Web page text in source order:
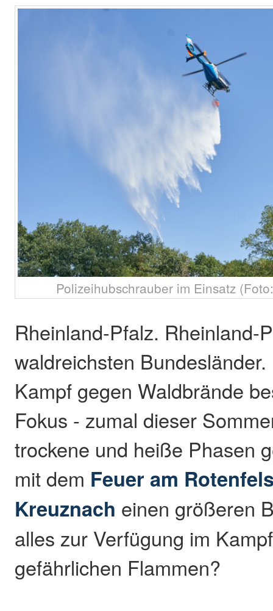
Polizeihubschrauber im Einsatz
Rheinland-Pfalz. Rheinland-
waldreichsten
Kampf gegen Waldbrände
Fokus - zumal dieser
trockene und heiße Phasen
mit dem Feuer am
Kreuznach einen größeren
alles zur Verfügung im
gefährlichen Flammen?